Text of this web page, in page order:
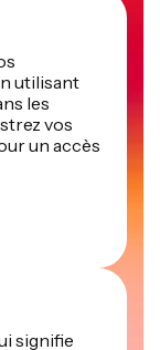
utilisant
les
vos
un accès
signifie